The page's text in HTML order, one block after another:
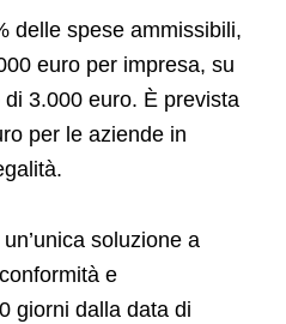
delle spese ammissibili,
euro per impresa, su
3.000 euro. È prevista
per le aziende in
soluzione a
e
giorni dalla data di